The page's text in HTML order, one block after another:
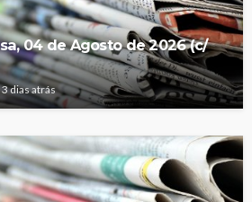
04 de Agosto de 2026 (c/
3 dias atrás